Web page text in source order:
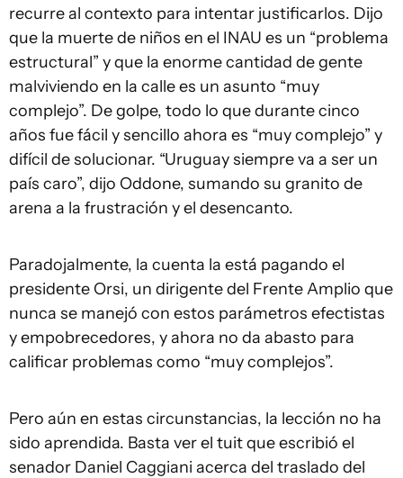
recurre al contexto para intentar justificarlos. Dijo
que la muerte de niños en el INAU es un “problema
estructural” y que la enorme cantidad de gente
malviviendo en la calle es un asunto “muy
complejo”. De golpe, todo lo que durante cinco
años fue fácil y sencillo ahora es “muy complejo” y
difícil de solucionar. “Uruguay siempre va a ser un
país caro”, dijo Oddone, sumando su granito de
arena a la frustración y el desencanto.
Paradojalmente, la cuenta la está pagando el
presidente Orsi, un dirigente del Frente Amplio que
nunca se manejó con estos parámetros efectistas
y empobrecedores, y ahora no da abasto para
calificar problemas como “muy complejos”.
Pero aún en estas circunstancias, la lección no ha
sido aprendida. Basta ver el tuit que escribió el
senador Daniel Caggiani acerca del traslado del